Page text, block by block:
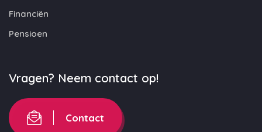
Financiën
Pensioen
Vragen? Neem contact op!
Contact